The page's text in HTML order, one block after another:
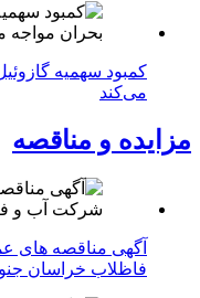
کمبود سهمیه
می‌کند
مزایده و مناقصه
آگهی مناقصه های
فاظلاب خراسان